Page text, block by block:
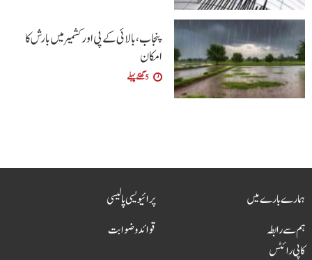
پنجاب، بالائی کے پی اور کشمیر میں بارش کا
امکان
5 گھنٹے پہلے
ہمارے بارے میں
ہم سے رابطہ
پرائیویسی پالیسی
قوائد و ضوابت
کاپی رائٹس